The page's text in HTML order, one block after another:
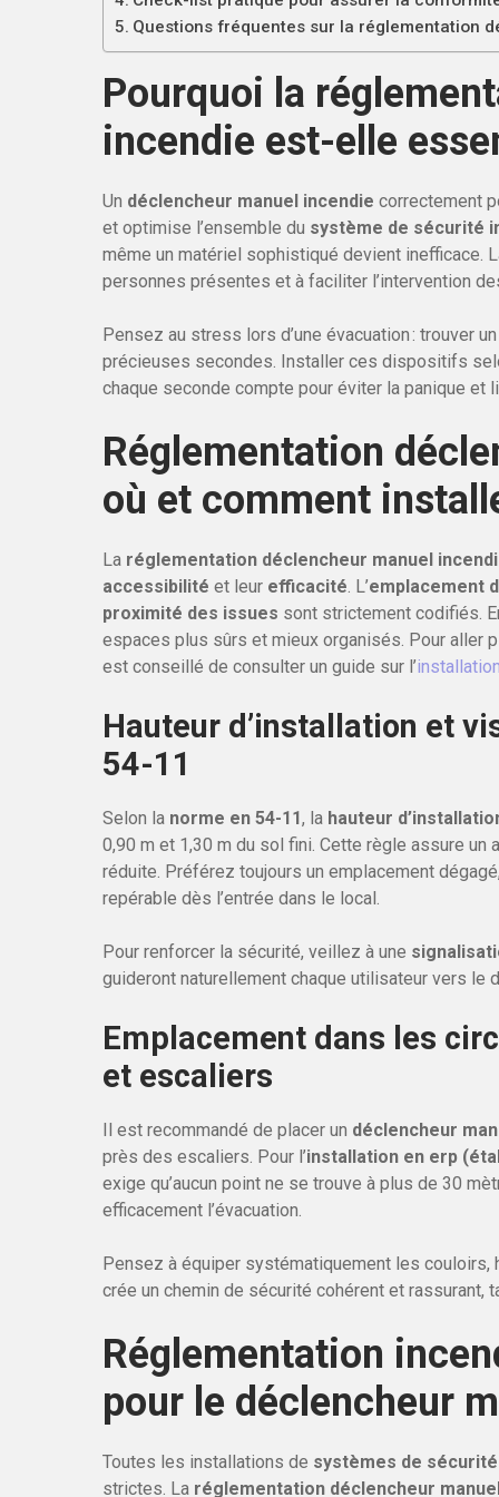
Questions fréquentes sur la réglementation
Pourquoi la
incendie est-elle
Un déclencheur manuel incendie correctement
et optimise l’ensemble du système de sécurité
même un matériel sophistiqué devient inefficace.
personnes présentes et à faciliter l’intervention
Pensez au stress lors d’une évacuation : trouver
précieuses secondes. Installer ces dispositifs
chaque seconde compte pour éviter la panique et
Réglementation
où et comment
La réglementation déclencheur manuel
accessibilité et leur efficacité. L’emplacement
proximité des issues sont strictement codifiés.
espaces plus sûrs et mieux organisés. Pour aller
est conseillé de consulter un guide sur l’
Hauteur d’installation et
54-11
Selon la norme en 54-11, la hauteur
0,90 m et 1,30 m du sol fini. Cette règle assure
réduite. Préférez toujours un emplacement
repérable dès l’entrée dans le local.
Pour renforcer la sécurité, veillez à une
guideront naturellement chaque utilisateur vers le
Emplacement dans les
et escaliers
Il est recommandé de placer un déclencheur
près des escaliers. Pour l’installation en erp
exige qu’aucun point ne se trouve à plus de 30
efficacement l’évacuation.
Pensez à équiper systématiquement les
crée un chemin de sécurité cohérent et rassurant,
Réglementation
pour le déclencheur
Toutes les installations de systèmes de
strictes. La réglementation déclencheur